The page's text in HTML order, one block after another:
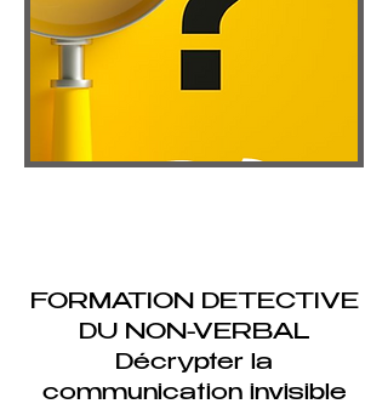
FORMATION DETECTIVE
DU NON-VERBAL
Décrypter la
communication invisible